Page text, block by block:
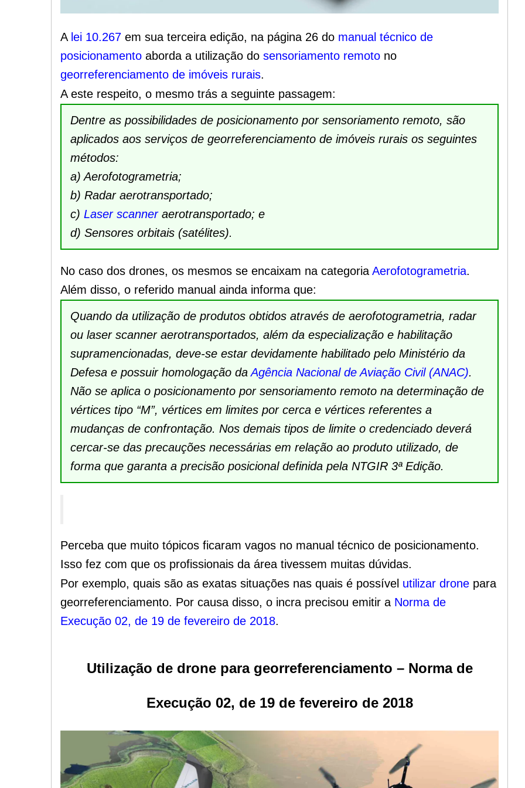
A lei 10.267 em sua terceira edição, na página 26 do manual técnico de
posicionamento aborda a utilização do sensoriamento remoto no
georreferenciamento de imóveis rurais.
A este respeito, o mesmo trás a seguinte passagem:
Dentre as possibilidades de posicionamento por sensoriamento remoto, são
aplicados aos serviços de georreferenciamento de imóveis rurais os seguintes
métodos:
a) Aerofotogrametria;
b) Radar aerotransportado;
c) Laser scanneraerotransportado; e
d) Sensores orbitais (satélites).
No caso dos drones, os mesmos se encaixam na categoria Aerofotogrametria.
Além disso, o referido manual ainda informa que:
Quando da utilização de produtos obtidos através de aerofotogrametria, radar
ou laser scanner aerotransportados, além da especialização e habilitação
supramencionadas, deve-se estar devidamente habilitado pelo Ministério da
Defesa e possuir homologação daAgência Nacional de Aviação Civil (ANAC).
Não se aplica o posicionamento por sensoriamento remoto na determinação de
vértices tipo “M”, vértices em limites por cerca e vértices referentes a
mudanças de confrontação. Nos demais tipos de limite o credenciado deverá
cercar-se das precauções necessárias em relação ao produto utilizado, de
forma que garanta a precisão posicional definida pela NTGIR 3ª Edição.
Perceba que muito tópicos ficaram vagos no manual técnico de posicionamento.
Isso fez com que os profissionais da área tivessem muitas dúvidas.
Por exemplo, quais são as exatas situações nas quais é possível utilizar drone para
georreferenciamento. Por causa disso, o incra precisou emitir a Norma de
Execução 02, de 19 de fevereiro de 2018.
Utilização de drone para georreferenciamento – Norma de
Execução 02, de 19 de fevereiro de 2018